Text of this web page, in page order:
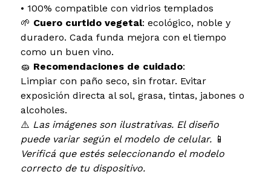
• 100% compatible con vidrios templados
🌱 Cuero curtido vegetal: ecológico, noble y
duradero. Cada funda mejora con el tiempo
como un buen vino.
🧽 Recomendaciones de cuidado:
Limpiar con paño seco, sin frotar. Evitar
exposición directa al sol, grasa, tintas, jabones o
alcoholes.
⚠️ Las imágenes son ilustrativas. El diseño
puede variar según el modelo de celular.📱
Verificá que estés seleccionando el modelo
correcto de tu dispositivo.